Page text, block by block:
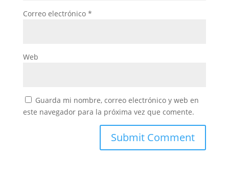
Correo electrónico *
Web
Guarda mi nombre, correo electrónico y web en
este navegador para la próxima vez que comente.